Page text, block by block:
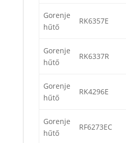
Gorenje
hűtő
RK6357E
Gorenje
hűtő
RK6337R
Gorenje
hűtő
RK4296E
Gorenje
hűtő
RF6273EC